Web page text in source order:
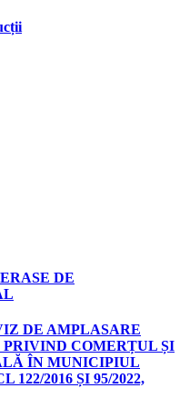
DE
DE AMPLASARE
COMERȚUL ȘI
ÎN MUNICIPIUL
122/2016 ȘI 95/2022,